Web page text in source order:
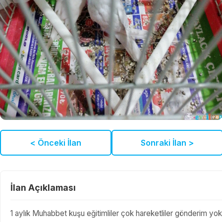
< Önceki İlan Sonraki İlan >
İlan Açıklaması
1 aylık Muhabbet kuşu eğitimliler çok hareketliler gönderim